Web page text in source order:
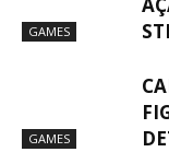
GAMES
GAMES